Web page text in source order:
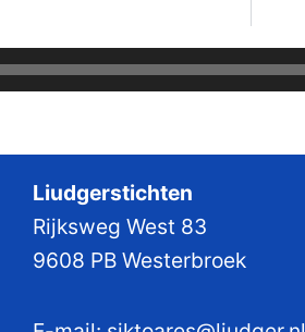
Liudgerstichten
Rijksweg West 83
9608 PB Westerbroek